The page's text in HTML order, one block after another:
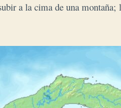
a la cima de una